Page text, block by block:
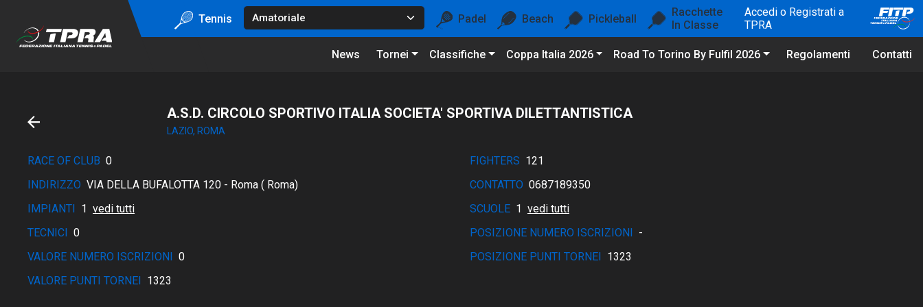
Tennis Padel Beach Pickleball
Racchette
In Classe
Accedi o Registrati a
TPRA
News Tornei Classifiche Coppa Italia 2026 Road To Torino By Fulfil 2026 Regolamenti Contatti
A.S.D. CIRCOLO SPORTIVO ITALIA SOCIETA' SPORTIVA DILETTANTISTICA
LAZIO, ROMA
RACE OF CLUB 0 FIGHTERS 121
INDIRIZZO VIA DELLA BUFALOTTA 120 - Roma ( Roma) CONTATTO 0687189350
IMPIANTI 1 vedi tutti SCUOLE 1 vedi tutti
TECNICI 0 POSIZIONE NUMERO ISCRIZIONI -
VALORE NUMERO ISCRIZIONI 0 POSIZIONE PUNTI TORNEI 1323
VALORE PUNTI TORNEI 1323